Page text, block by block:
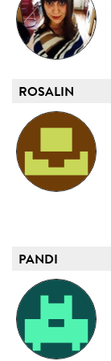
ROSALIN
PANDI